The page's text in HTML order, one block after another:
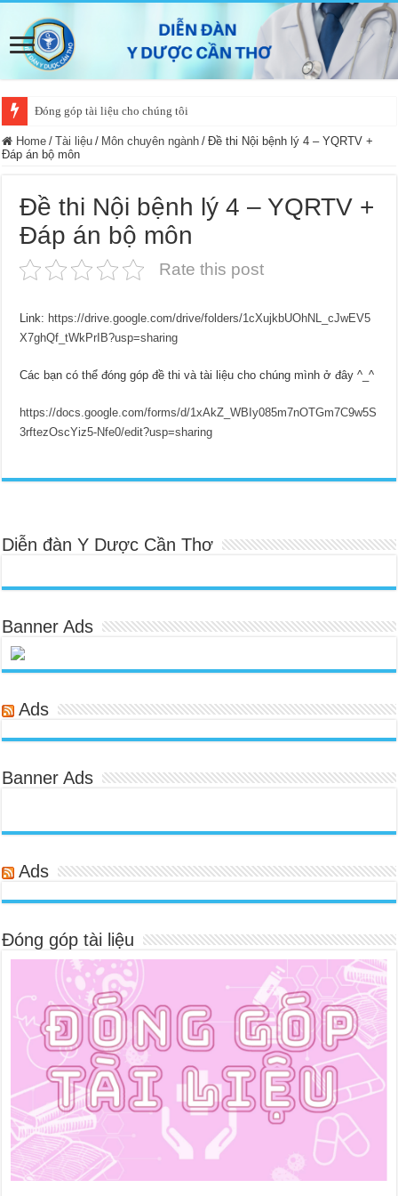
Đóng góp tài liệu cho chúng tôi
Home / Tài liệu / Môn chuyên ngành / Đề thi Nội bệnh lý 4 – YQRTV +
Đáp án bộ môn
Đề thi Nội bệnh lý 4 – YQRTV +
Đáp án bộ môn
Rate this post
Link: https://drive.google.com/drive/folders/1cXujkbUOhNL_cJwEV5
X7ghQf_tWkPrIB?usp=sharing
Các bạn có thể đóng góp đề thi và tài liệu cho chúng mình ở đây ^_^
https://docs.google.com/forms/d/1xAkZ_WBIy085m7nOTGm7C9w5S
3rftezOscYiz5-Nfe0/edit?usp=sharing
Diễn đàn Y Dược Cần Thơ
Banner Ads
Ads
Banner Ads
Ads
Đóng góp tài liệu